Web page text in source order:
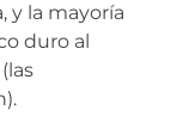
y la mayoría
duro al